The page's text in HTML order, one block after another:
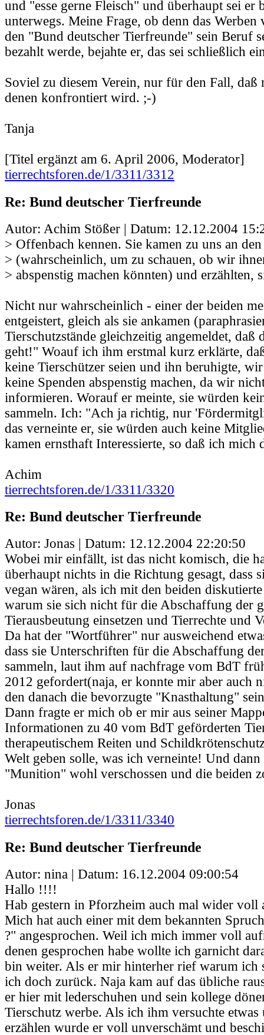
und "esse gerne Fleisch" und überhaupt sei er
unterwegs. Meine Frage, ob denn das
den "Bund deutscher Tierfreunde" sein Beruf
bezahlt werde, bejahte er, das sei schließlich
Soviel zu diesem Verein, nur für den Fall, daß
denen konfrontiert wird. ;-)
Tanja
[Titel ergänzt am 6. April 2006, Moderator]
tierrechtsforen.de/1/3311/3312
Re: Bund deutscher Tierfreunde
Autor: Achim Stößer | Datum: 12.12.2004
> Offenbach kennen. Sie kamen zu uns an
> (wahrscheinlich, um zu schauen, ob wir
> abspenstig machen könnten) und erzählten,
Nicht nur wahrscheinlich - einer der beiden
entgeistert, gleich als sie ankamen
Tierschutzstände gleichzeitig angemeldet, daß
geht!" Woauf ich ihm erstmal kurz erklärte,
keine Tierschützer seien und ihn beruhigte,
keine Spenden abspenstig machen, da wir
informieren. Worauf er meinte, sie würden
sammeln. Ich: "Ach ja richtig, nur
das verneinte er, sie würden auch keine
kamen ernsthaft Interessierte, so daß ich mich
Achim
tierrechtsforen.de/1/3311/3320
Re: Bund deutscher Tierfreunde
Autor: Jonas | Datum: 12.12.2004 22:20:50
Wobei mir einfällt, ist das nicht komisch, die
überhaupt nichts in die Richtung gesagt, dass
vegan wären, als ich mit den beiden
warum sie sich nicht für die Abschaffung der
Tierausbeutung einsetzen und Tierrechte und
Da hat der "Wortführer" nur ausweichend
dass sie Unterschriften für die Abschaffung
sammeln, laut ihm auf nachfrage vom BdT
2012 gefordert(naja, er konnte mir aber auch
den danach die bevorzugte "Knasthaltung"
Dann fragte er mich ob er mir aus seiner
Informationen zu 40 vom BdT geförderten
therapeutischem Reiten und
Welt geben solle, was ich verneinte! Und dann
"Munition" wohl verschossen und die beiden
Jonas
tierrechtsforen.de/1/3311/3340
Re: Bund deutscher Tierfreunde
Autor: nina | Datum: 16.12.2004 09:00:54
Hallo !!!!
Hab gestern in Pforzheim auch mal wider voll
Mich hat auch einer mit dem bekannten
?" angesprochen. Weil ich mich immer voll
denen gesprochen habe wollte ich garnicht
bin weiter. Als er mir hinterher rief warum ich
ich doch zurück. Naja kam auf das übliche
er hier mit lederschuhen und sein kollege
Tierschutz werbe. Als ich ihm versuchte etwas
erzählen wurde er voll unverschämt und